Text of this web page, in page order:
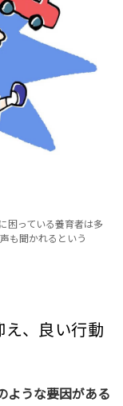
困っている養育者は多
も聞かれるという
、良い行動
ような要因がある